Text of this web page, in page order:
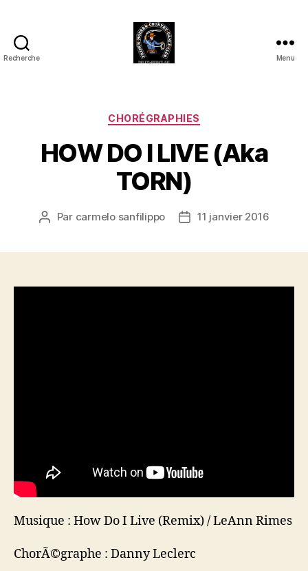
Recherche
de
Billy-
Berclau
(62)
Menu
Catégories
CHORÉGRAPHIES
HOW DO I LIVE (Aka
TORN)
Auteur
Par carmelo sanfilippo
Date11 janvier 2016
Musique : How Do I Live (Remix) / LeAnn Rimes
ChorÃ©graphe : Danny Leclerc